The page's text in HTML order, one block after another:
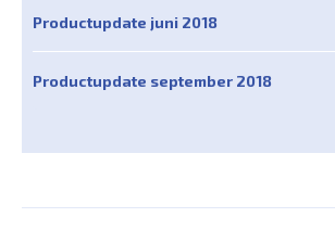
Productupdate juni 2018
Productupdate september 2018